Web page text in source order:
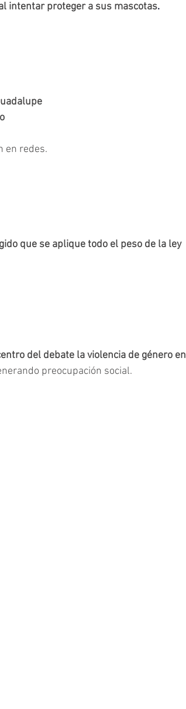
intentar proteger a sus mascotas.
en redes.
que se aplique todo el peso de la ley
del debate la violencia de género en
preocupación social.